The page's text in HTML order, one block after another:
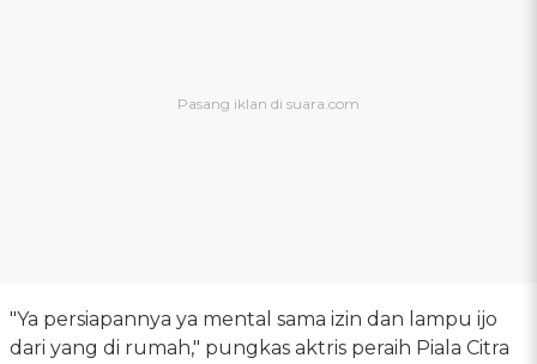
"Ya persiapannya ya mental sama izin dan lampu ijo
dari yang di rumah," pungkas aktris peraih Piala Citra